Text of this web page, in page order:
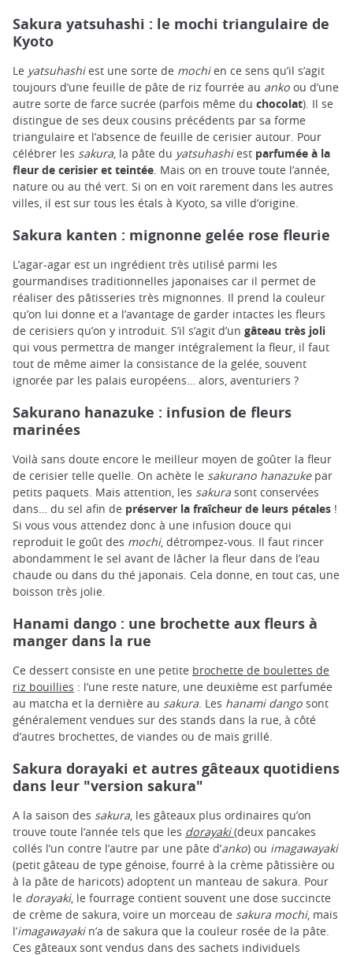
Sakura yatsuhashi : le mochi triangulaire de
Kyoto
Le yatsuhashiest une sorte de mochien ce sens qu’il s’agit
toujours d’une feuille de pâte de riz fourrée au anko ou d’une
autre sorte de farce sucrée (parfois même du chocolat). Il se
distingue de ses deux cousins précédents par sa forme
triangulaire et l’absence de feuille de cerisier autour. Pour
célébrer les sakura, la pâte du yatsuhashiest parfumée à la
fleur de cerisier et teintée. Mais on en trouve toute l’année,
nature ou au thé vert. Si on en voit rarement dans les autres
villes, il est sur tous les étals à Kyoto, sa ville d’origine.
Sakura kanten : mignonne gelée rose fleurie
L’agar-agar est un ingrédient très utilisé parmi les
gourmandises traditionnelles japonaises car il permet de
réaliser des pâtisseries très mignonnes. Il prend la couleur
qu’on lui donne et a l’avantage de garder intactes les fleurs
de cerisiers qu’on y introduit. S’il s’agit d’un gâteau très joli
qui vous permettra de manger intégralement la fleur, il faut
tout de même aimer la consistance de la gelée, souvent
ignorée par les palais européens… alors, aventuriers ?
Sakurano hanazuke : infusion de fleurs
marinées
Voilà sans doute encore le meilleur moyen de goûter la fleur
de cerisier telle quelle. On achète le sakurano hanazukepar
petits paquets. Mais attention, les sakura sont conservées
dans… du sel afin de préserver la fraîcheur de leurs pétales !
Si vous vous attendez donc à une infusion douce qui
reproduit le goût des mochi, détrompez-vous. Il faut rincer
abondamment le sel avant de lâcher la fleur dans de l’eau
chaude ou dans du thé japonais. Cela donne, en tout cas, une
boisson très jolie.
Hanami dango : une brochette aux fleurs à
manger dans la rue
Ce dessert consiste en une petite brochette de boulettes de
riz bouillies : l’une reste nature, une deuxième est parfumée
au matcha et la dernière au sakura. Les hanami dango sont
généralement vendues sur des stands dans la rue, à côté
d’autres brochettes, de viandes ou de maïs grillé.
Sakura dorayaki et autres gâteaux quotidiens
dans leur "version sakura"
A la saison des sakura, les gâteaux plus ordinaires qu’on
trouve toute l’année tels que les dorayaki (deux pancakes
collés l’un contre l’autre par une pâte d’anko) ou imagawayaki
(petit gâteau de type génoise, fourré à la crème pâtissière ou
à la pâte de haricots) adoptent un manteau de sakura. Pour
le dorayaki, le fourrage contient souvent une dose succincte
de crème de sakura, voire un morceau de sakura mochi, mais
l’imagawayakin’a de sakura que la couleur rosée de la pâte.
Ces gâteaux sont vendus dans des sachets individuels